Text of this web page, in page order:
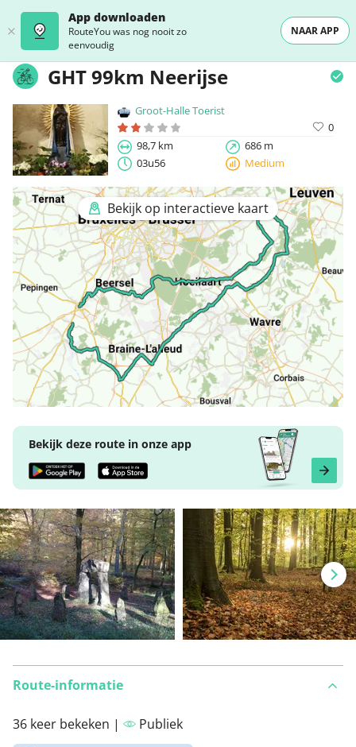
App downloaden
RouteYou was nog nooit zo
eenvoudig
NAAR APP
GHT 99km Neerijse
Groot-Halle Toerist
0
98,7 km
686 m
03u56
Medium
Bekijk op interactieve kaart
Bekijk deze route in onze app
Route-informatie
36 keer bekeken | Publiek